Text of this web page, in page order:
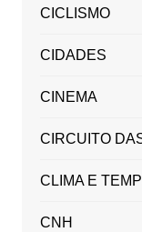
CICLISMO
CIDADES
CINEMA
CIRCUITO
CLIMA E
CNH